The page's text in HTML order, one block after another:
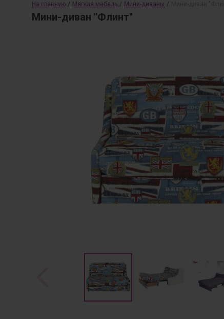
На главную / Мягкая мебель / Мини-диваны /
Мини-диван "Флинт"